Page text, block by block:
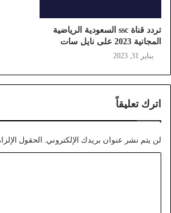
تردد قناة ssc السعودية الرياضية
المجانية 2023 على نايل سات
يناير 31, 2023
اترك تعليقاً
لن يتم نشر عنوان بريدك الإلكتروني. الحقول